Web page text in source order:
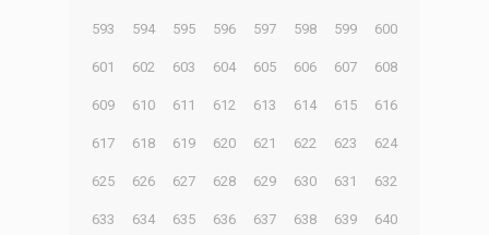
593 594 595 596 597 598 599 600
601 602 603 604 605 606 607 608
609 610 611 612 613 614 615 616
617 618 619 620 621 622 623 624
625 626 627 628 629 630 631 632
633 634 635 636 637 638 639 640